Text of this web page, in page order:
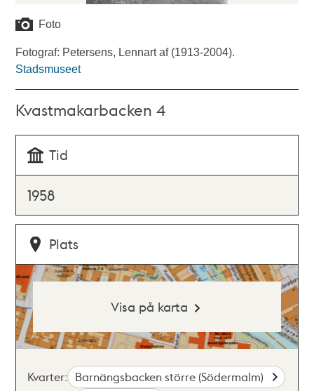
Foto
Fotograf: Petersens, Lennart af (1913-2004).
Stadsmuseet
Kvastmakarbacken 4
Tid
1958
Plats
Visa på karta
Kvarter: Barnängsbacken större (Södermalm)